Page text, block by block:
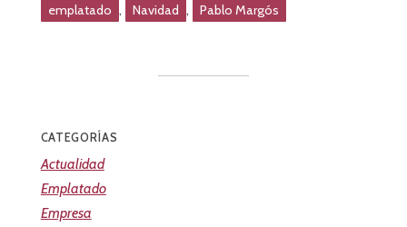
emplatado , Navidad , Pablo Margós
CATEGORÍAS
Actualidad
Emplatado
Empresa